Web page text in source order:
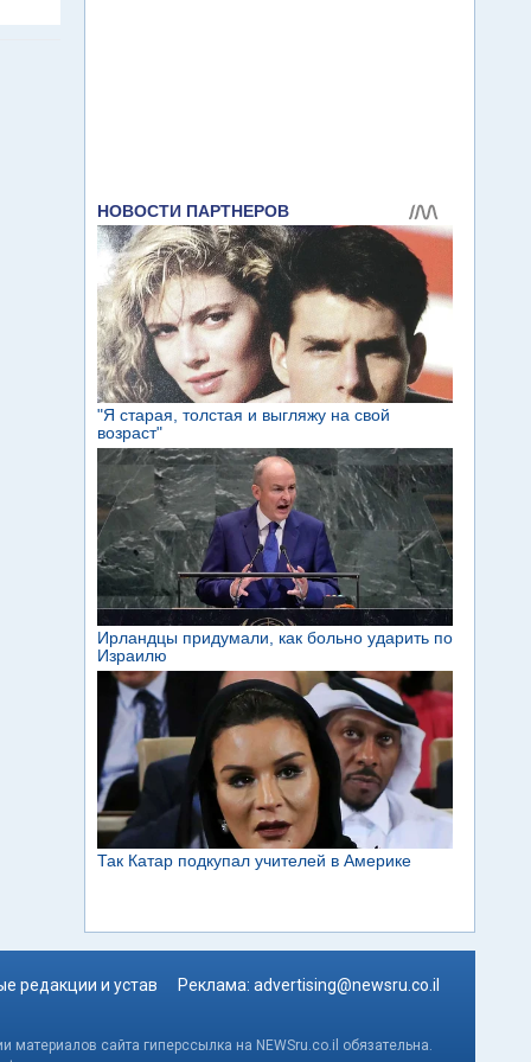
редакции и устав Реклама: advertising@newsru.co.il
сайта гиперссылка на NEWSru.co.il обязательна.